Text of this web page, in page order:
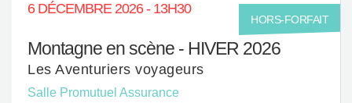
6 DÉCEMBRE 2026 - 13H30
HORS-FORFAIT
Montagne en scène - HIVER 2026
Les Aventuriers voyageurs
Salle Promutuel Assurance